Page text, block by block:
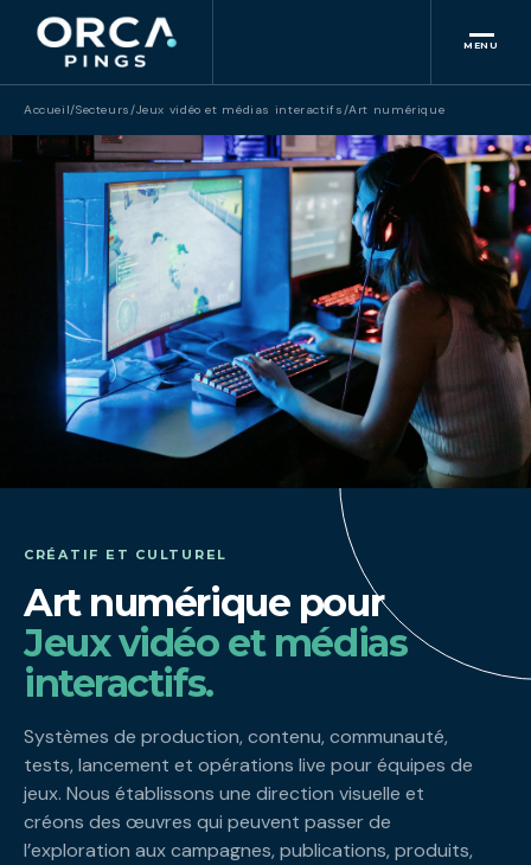
MENU
Accueil/Secteurs/Jeux vidéo et médias interactifs/Art numérique
CRÉATIF ET CULTUREL
Art numérique pour
Jeux vidéo et médias
interactifs.
Systèmes de production, contenu, communauté,
tests, lancement et opérations live pour équipes de
jeux. Nous établissons une direction visuelle et
créons des œuvres qui peuvent passer de
l’exploration aux campagnes, publications, produits,